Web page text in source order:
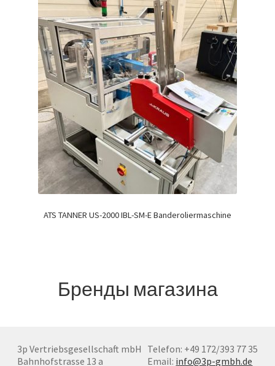
ATS TANNER US-2000 IBL-SM-E Banderoliermaschine
Бренды магазина
3p Vertriebsgesellschaft mbH
Bahnhofstrasse 13 a
Telefon: +49 172/393 77 35
Email: info@3p-gmbh.de